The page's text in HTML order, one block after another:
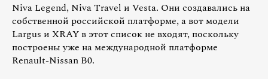
Niva Legend, Niva Travel и Vesta. Они создавались на
собственной российской платформе, а вот модели
Largus и XRAY в этот список не входят, поскольку
построены уже на международной платформе
Renault-Nissan B0.